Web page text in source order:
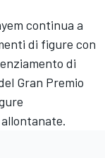
continua a
di figure con
di
Gran Premio